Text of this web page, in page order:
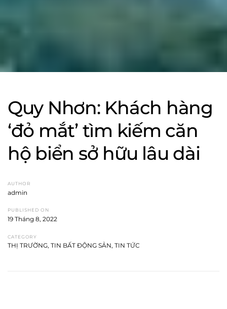
Quy Nhơn: Khách hàng
‘đỏ mắt’ tìm kiếm căn
hộ biển sở hữu lâu dài
AUTHOR
admin
PUBLISHED ON
19 Tháng 8, 2022
CATEGORY
THỊ TRƯỜNG, TIN BẤT ĐỘNG SẢN, TIN TỨC